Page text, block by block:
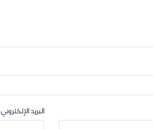
البريد الإلكتروني